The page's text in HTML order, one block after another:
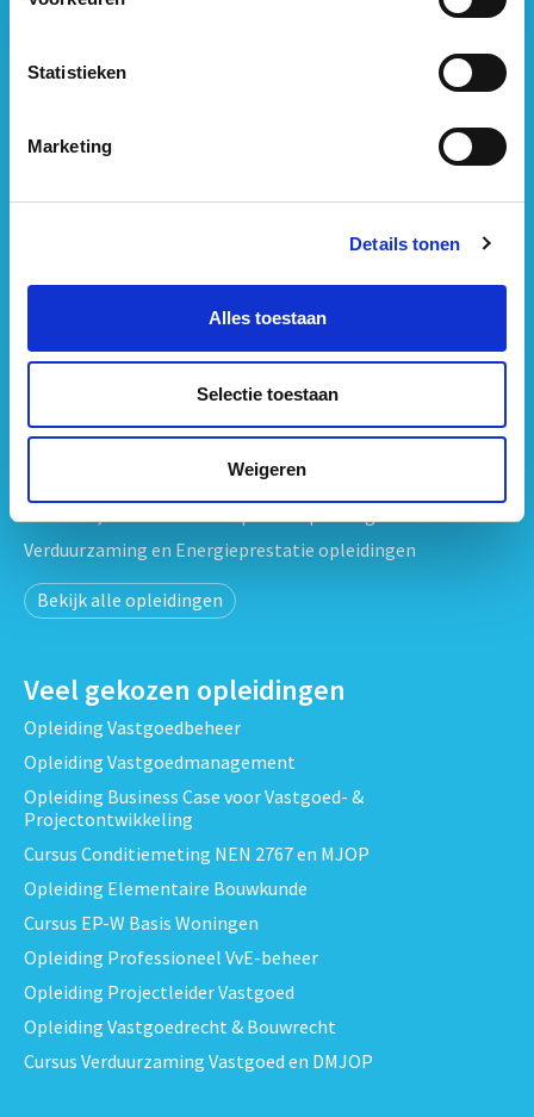
Statistieken
Marketing
Details tonen
Alles toestaan
Selectie toestaan
Weigeren
088 – 091 00 00
BTW: NL809795863B01
Heb je een vraag?
Opleidingen per onderwerp
Vastgoedrecht & Contracten opleidingen
Projectontwikkeling & Vastgoedprojecten opleidingen
Verduurzaming en Energieprestatie opleidingen
Bekijk alle opleidingen
Veel gekozen opleidingen
Opleiding Vastgoedbeheer
Opleiding Vastgoedmanagement
Opleiding Business Case voor Vastgoed- &
Projectontwikkeling
Cursus Conditiemeting NEN 2767 en MJOP
Opleiding Elementaire Bouwkunde
Cursus EP-W Basis Woningen
Opleiding Professioneel VvE-beheer
Opleiding Projectleider Vastgoed
Opleiding Vastgoedrecht & Bouwrecht
Cursus Verduurzaming Vastgoed en DMJOP